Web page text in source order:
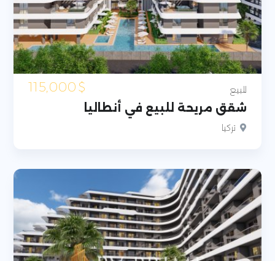
للبيع $
شقق مريحة للبيع في أنطاليا
تركيا